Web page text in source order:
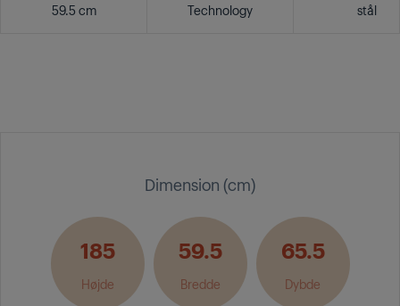
59.5 cm
Technology
stål
Dimension (cm)
185
Højde
59.5
Bredde
65.5
Dybde